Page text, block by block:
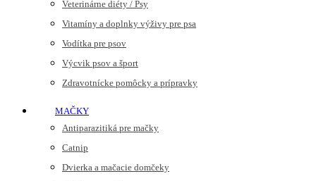
Veterinárne diéty / Psy
Vitamíny a doplnky výživy pre psa
Vodítka pre psov
Výcvik psov a šport
Zdravotnícke pomôcky a prípravky
MAČKY
Antiparazitiká pre mačky
Catnip
Dvierka a mačacie domčeky